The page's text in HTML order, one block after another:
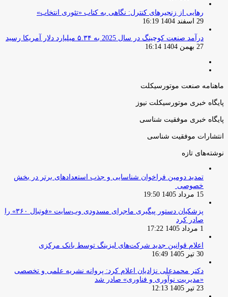
رهایی از زنجیرهای کنترل: نگاهی به کتاب «تئوری انتخاب»
29 اسفند 1404 16:19
درآمد صنعت کوچینگ در سال 2025 به ۵.۳۴ میلیارد دلار آمریکا رسید
27 بهمن 1404 16:14
ماهنامه صنعت موتورسیکلت
پایگاه خبری موتورسیکلت نیوز
پایگاه خبری موفقیت شناسی
انتشارات موفقیت شناسی
نوشته‌های تازه
تمدید دومین فراخوان شناسایی و جذب استعدادهای برتر در بخش
خصوصی
15 مرداد 1405 19:50
پزشکیان دستور پیگیری ماجرای مسدودی وب‌سایت «فوتبال ۳۶۰» را
صادر کرد
1 مرداد 1405 17:22
اعلام قوانین جدید شرکت‌های لیزینگ توسط بانک مرکزی
30 تیر 1405 16:49
دکتر محمدعلی نژادیان اعلام کرد: پروانه نشریه علمی و تخصصی
«مدیریت نوآوری و فناوری» صادر شد
23 تیر 1405 12:13